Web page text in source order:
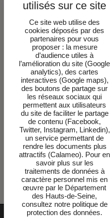
importante durant la
Constantinople, Londres,
de la vie publique par
servir Louis-Philippe en
plusieurs ouvrages, parmi
diplomatiques.
Chateaubriand(1858), sur
mais aussi d’importants
Les deuxième et troisième
son temps ont été
Cahiers de la Maison de
Précédent
Ce site web utilise des
cookies déposés par des
partenaires pour vous
proposer : la mesure
d’audience utiles à
l’amélioration du site (Google
analytics), des cartes
interactives (Google maps),
des boutons de partage sur
les réseaux sociaux qui
permettent aux utilisateurs
du site de faciliter le partage
de contenu (Facebook,
Twitter, Instagram, Linkedin),
un service permettant de
rendre les documents plus
attractifs (Calameo). Pour en
savoir plus sur les
traitements de données à
caractère personnel mis en
œuvre par le Département
des Hauts-de-Seine,
consultez notre politique de
protection des données.